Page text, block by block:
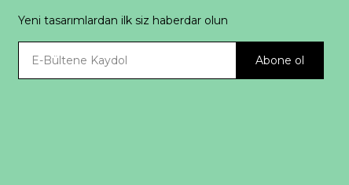
Yeni tasarımlardan ilk siz haberdar olun
Abone ol